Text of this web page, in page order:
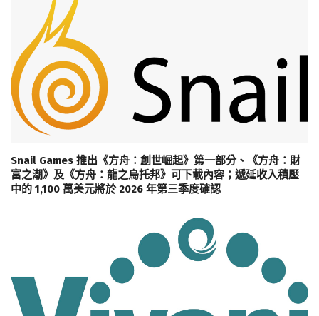
Snail Games 推出《方舟：創世崛起》第一部分、《方舟：財
富之潮》及《方舟：龍之烏托邦》可下載內容；遞延收入積壓
中的 1,100 萬美元將於 2026 年第三季度確認